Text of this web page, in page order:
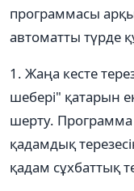
программасы
автоматты түрде
1. Жаңа кесте
шебері" қатарын
шерту.
қадамдық
қадам сұхбаттық